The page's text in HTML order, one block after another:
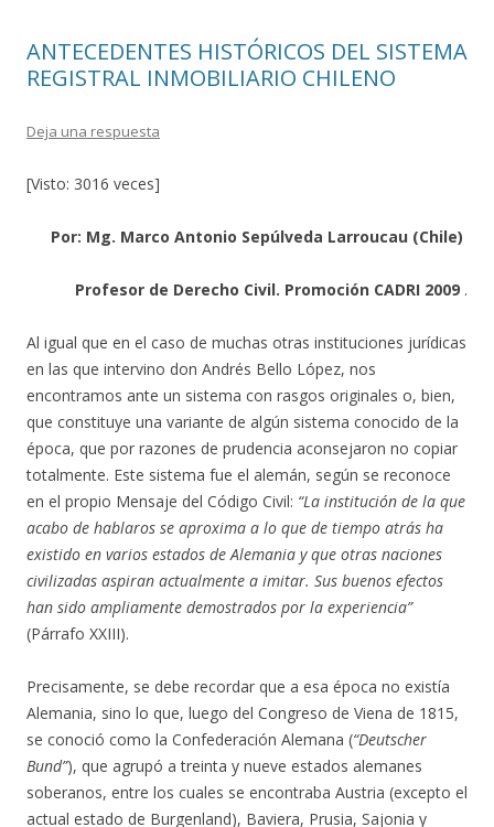
ANTECEDENTES HISTÓRICOS DEL SISTEMA
REGISTRAL INMOBILIARIO CHILENO
Deja una respuesta
[Visto: 3016 veces]
Por: Mg. Marco Antonio Sepúlveda Larroucau (Chile)
Profesor de Derecho Civil. Promoción CADRI 2009 .
Al igual que en el caso de muchas otras instituciones jurídicas
en las que intervino don Andrés Bello López, nos
encontramos ante un sistema con rasgos originales o, bien,
que constituye una variante de algún sistema conocido de la
época, que por razones de prudencia aconsejaron no copiar
totalmente. Este sistema fue el alemán, según se reconoce
en el propio Mensaje del Código Civil: “La institución de la que
acabo de hablaros se aproxima a lo que de tiempo atrás ha
existido en varios estados de Alemania y que otras naciones
civilizadas aspiran actualmente a imitar. Sus buenos efectos
han sido ampliamente demostrados por la experiencia”
(Párrafo XXIII).
Precisamente, se debe recordar que a esa época no existía
Alemania, sino lo que, luego del Congreso de Viena de 1815,
se conoció como la Confederación Alemana (“Deutscher
Bund”), que agrupó a treinta y nueve estados alemanes
soberanos, entre los cuales se encontraba Austria (excepto el
actual estado de Burgenland), Baviera, Prusia, Sajonia y